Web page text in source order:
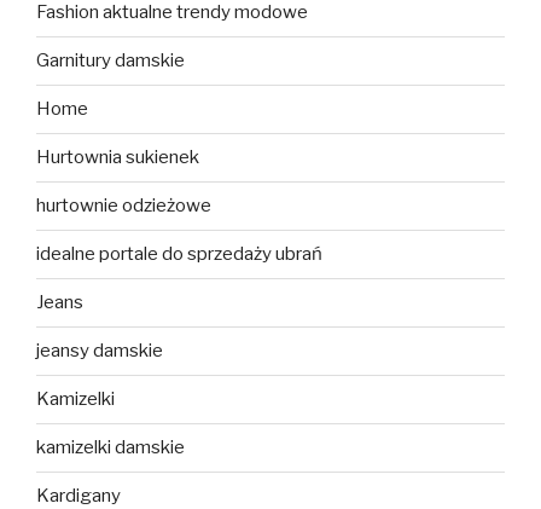
Fashion aktualne trendy modowe
Garnitury damskie
Home
Hurtownia sukienek
hurtownie odzieżowe
idealne portale do sprzedaży ubrań
Jeans
jeansy damskie
Kamizelki
kamizelki damskie
Kardigany